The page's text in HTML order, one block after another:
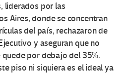
liderados por las
Aires, donde se concentran
del país, rechazaron de
y aseguran que no
por debajo del 35%.
piso ni siquiera es el ideal ya